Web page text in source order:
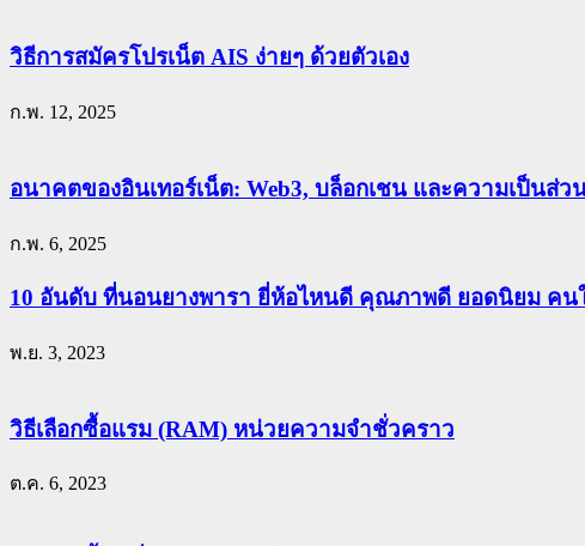
วิธีการสมัครโปรเน็ต AIS ง่ายๆ ด้วยตัวเอง
ก.พ. 12, 2025
อนาคตของอินเทอร์เน็ต: Web3, บล็อกเชน และความเป็นส่
ก.พ. 6, 2025
10 อันดับ ที่นอนยางพารา ยี่ห้อไหนดี คุณภาพดี ยอดนิยม คนใ
พ.ย. 3, 2023
วิธีเลือกซื้อแรม (RAM) หน่วยความจำชั่วคราว
ต.ค. 6, 2023